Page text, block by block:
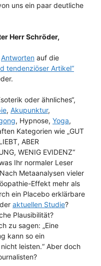
uns ein paar deutliche
Herr Schröder,
Antworten auf die
tendenziöser Artikel“
oder ähnliches“,
, Akupunktur,
, Hypnose, Yoga,
Kategorien wie „GUT
ABER
WENIG EVIDENZ“
Ihr normaler Leser
Metaanalysen vieler
Effekt mehr als
ein Placebo erklärbare
aktuellen Studie?
Plausibilität?
zu sagen: „Eine
kann so ein
leisten.“ Aber doch